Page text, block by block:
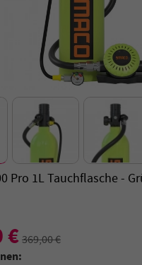
Pro 1L Tauchflasche -
€369,00 €